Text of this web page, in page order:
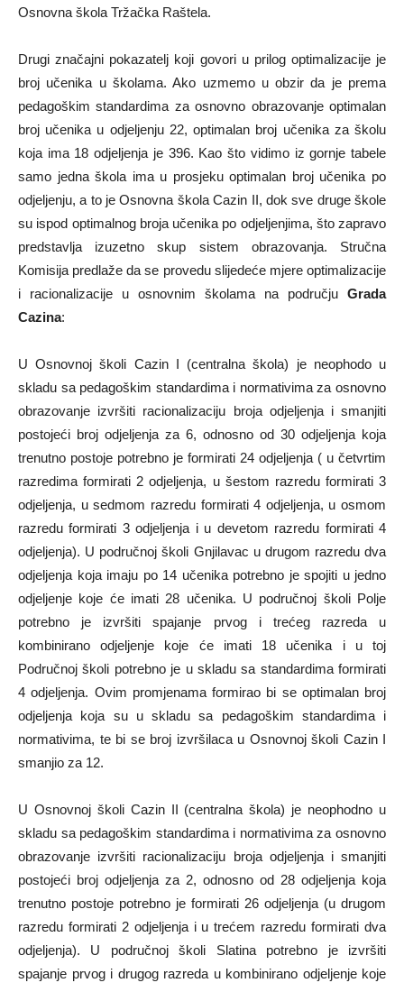
Osnovna škola Tržačka Raštela.
Drugi značajni pokazatelj koji govori u prilog optimalizacije je
broj učenika u školama. Ako uzmemo u obzir da je prema
pedagoškim standardima za osnovno obrazovanje optimalan
broj učenika u odjeljenju 22, optimalan broj učenika za školu
koja ima 18 odjeljenja je 396. Kao što vidimo iz gornje tabele
samo jedna škola ima u prosjeku optimalan broj učenika po
odjeljenju, a to je Osnovna škola Cazin II, dok sve druge škole
su ispod optimalnog broja učenika po odjeljenjima, što zapravo
predstavlja izuzetno skup sistem obrazovanja. Stručna
Komisija predlaže da se provedu slijedeće mjere optimalizacije
i racionalizacije u osnovnim školama na području Grada
Cazina:
U Osnovnoj školi Cazin I (centralna škola) je neophodo u
skladu sa pedagoškim standardima i normativima za osnovno
obrazovanje izvršiti racionalizaciju broja odjeljenja i smanjiti
postojeći broj odjeljenja za 6, odnosno od 30 odjeljenja koja
trenutno postoje potrebno je formirati 24 odjeljenja ( u četvrtim
razredima formirati 2 odjeljenja, u šestom razredu formirati 3
odjeljenja, u sedmom razredu formirati 4 odjeljenja, u osmom
razredu formirati 3 odjeljenja i u devetom razredu formirati 4
odjeljenja). U područnoj školi Gnjilavac u drugom razredu dva
odjeljenja koja imaju po 14 učenika potrebno je spojiti u jedno
odjeljenje koje će imati 28 učenika. U područnoj školi Polje
potrebno je izvršiti spajanje prvog i trećeg razreda u
kombinirano odjeljenje koje će imati 18 učenika i u toj
Područnoj školi potrebno je u skladu sa standardima formirati
4 odjeljenja. Ovim promjenama formirao bi se optimalan broj
odjeljenja koja su u skladu sa pedagoškim standardima i
normativima, te bi se broj izvršilaca u Osnovnoj školi Cazin I
smanjio za 12.
U Osnovnoj školi Cazin II (centralna škola) je neophodno u
skladu sa pedagoškim standardima i normativima za osnovno
obrazovanje izvršiti racionalizaciju broja odjeljenja i smanjiti
postojeći broj odjeljenja za 2, odnosno od 28 odjeljenja koja
trenutno postoje potrebno je formirati 26 odjeljenja (u drugom
razredu formirati 2 odjeljenja i u trećem razredu formirati dva
odjeljenja). U područnoj školi Slatina potrebno je izvršiti
spajanje prvog i drugog razreda u kombinirano odjeljenje koje